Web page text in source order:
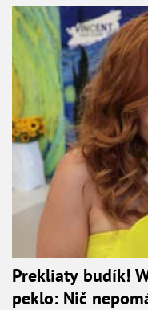
Prekliaty budík!
peklo: Nič